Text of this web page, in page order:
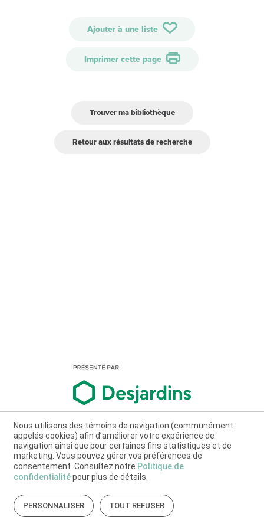
Ajouter à une liste
Imprimer cette page
Trouver ma bibliothèque
Retour aux résultats de recherche
Nous utilisons des témoins de navigation (communément
appelés cookies) afin d’améliorer votre expérience de
navigation ainsi que pour certaines fins statistiques et de
marketing. Vous pouvez gérer vos préférences de
consentement. Consultez notre Politique de
confidentialitépour plus de détails.
PERSONNALISER TOUT REFUSER